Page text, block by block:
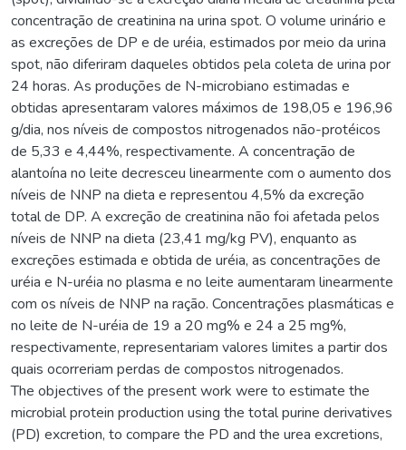
concentração de creatinina na urina spot. O volume urinário e
as excreções de DP e de uréia, estimados por meio da urina
spot, não diferiram daqueles obtidos pela coleta de urina por
24 horas. As produções de N-microbiano estimadas e
obtidas apresentaram valores máximos de 198,05 e 196,96
g/dia, nos níveis de compostos nitrogenados não-protéicos
de 5,33 e 4,44%, respectivamente. A concentração de
alantoína no leite decresceu linearmente com o aumento dos
níveis de NNP na dieta e representou 4,5% da excreção
total de DP. A excreção de creatinina não foi afetada pelos
níveis de NNP na dieta (23,41 mg/kg PV), enquanto as
excreções estimada e obtida de uréia, as concentrações de
uréia e N-uréia no plasma e no leite aumentaram linearmente
com os níveis de NNP na ração. Concentrações plasmáticas e
no leite de N-uréia de 19 a 20 mg% e 24 a 25 mg%,
respectivamente, representariam valores limites a partir dos
quais ocorreriam perdas de compostos nitrogenados.
The objectives of the present work were to estimate the
microbial protein production using the total purine derivatives
(PD) excretion, to compare the PD and the urea excretions,